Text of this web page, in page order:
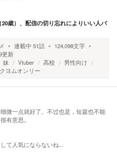
歳）、配信の切り忘れによりいい人バ
連載中 51話 124,098文字
更新
妹 Vtuber 高校
男性向け
ヨムオンリー
微一点就好了。不过也是，短篇也不能
有意思。
て人気にならないね...